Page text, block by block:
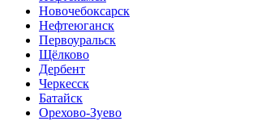
Новочебоксарск
Нефтеюганск
Первоуральск
Щёлково
Дербент
Черкесск
Батайск
Орехово-Зуево